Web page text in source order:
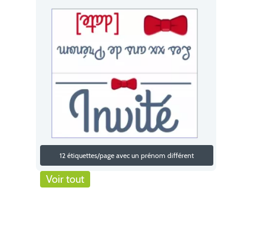
12 étiquettes/page avec un prénom différent
Voir tout